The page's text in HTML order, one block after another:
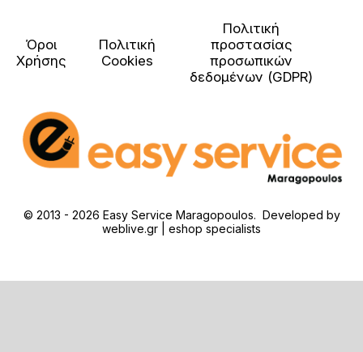
Όροι
Χρήσης
Πολιτική
Cookies
Πολιτική
προστασίας
προσωπικών
δεδομένων (GDPR)
© 2013 - 2026 Easy Service Maragopoulos. Developed by
weblive.gr | eshop specialists